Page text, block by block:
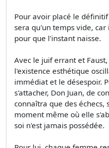
Pour avoir placé le
sera qu'un temps vide,
pour que l'instant naisse.
Avec le juif errant et
l'existence esthétique
immédiat et le désespoir.
s'attacher, Don Juan, de
connaîtra que des échecs,
moment même où elle
soi n'est jamais possédée.